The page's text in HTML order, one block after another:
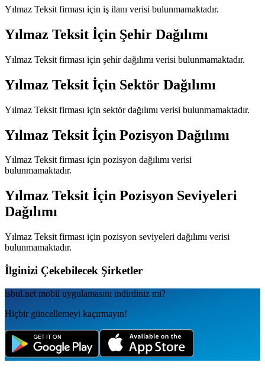
Yılmaz Teksit firması için iş ilanı verisi bulunmamaktadır.
Yılmaz Teksit İçin Şehir Dağılımı
Yılmaz Teksit firması için şehir dağılımı verisi bulunmamaktadır.
Yılmaz Teksit İçin Sektör Dağılımı
Yılmaz Teksit firması için sektör dağılımı verisi bulunmamaktadır.
Yılmaz Teksit İçin Pozisyon Dağılımı
Yılmaz Teksitfirması için pozisyon dağılımı verisi
bulunmamaktadır.
Yılmaz Teksit İçin Pozisyon Seviyeleri
Dağılımı
Yılmaz Teksit firması için pozisyon seviyeleri dağılımı verisi
bulunmamaktadır.
İlginizi Çekebilecek Şirketler
isbul.net mobil uygulamаsını indirdiniz mi?
Hiçbir güncellemeyi kaçırmayın!